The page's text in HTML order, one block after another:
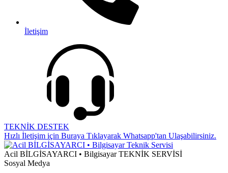
İletişim
TEKNİK DESTEK
Hızlı İletişim için Buraya Tıklayarak Whatsapp'tan Ulaşabilirsiniz.
Acil BİLGİSAYARCI • Bilgisayar TEKNİK SERVİSİ
Sosyal Medya